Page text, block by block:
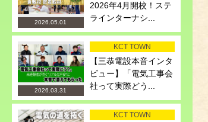
2026.05.01
2026年4月開校！ステ
ラインターナシ...
2026.03.31
KCT TOWN
【三恭電設本音インタ
ビュー】「電気工事会
社って実際どう...
KCT TOWN